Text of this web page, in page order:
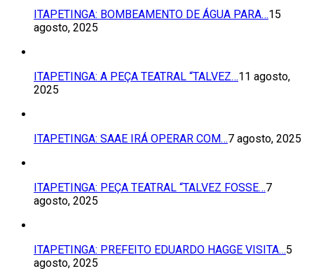
ITAPETINGA: BOMBEAMENTO DE ÁGUA PARA…15
agosto, 2025
ITAPETINGA: A PEÇA TEATRAL “TALVEZ…11 agosto,
2025
ITAPETINGA: SAAE IRÁ OPERAR COM…7 agosto, 2025
ITAPETINGA: PEÇA TEATRAL “TALVEZ FOSSE…7
agosto, 2025
ITAPETINGA: PREFEITO EDUARDO HAGGE VISITA…5
agosto, 2025